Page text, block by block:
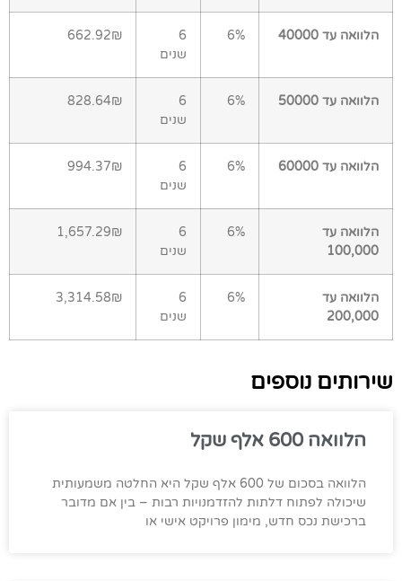
הלוואה עד 40000 6%
6
שנים
662.92₪
הלוואה עד 50000 6%
6
שנים
828.64₪
הלוואה עד 60000 6%
6
שנים
994.37₪
הלוואה עד
100,000
6%
6
שנים
1,657.29₪
הלוואה עד
200,000
6%
6
שנים
3,314.58₪
שירותים נוספים
הלוואה 600 אלף שקל
הלוואה בסכום של 600 אלף שקל היא החלטה משמעותית
שיכולה לפתוח דלתות להזדמנויות רבות – בין אם מדובר
ברכישת נכס חדש, מימון פרויקט אישי או